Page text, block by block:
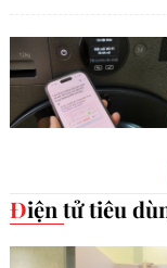
Điện tử tiêu